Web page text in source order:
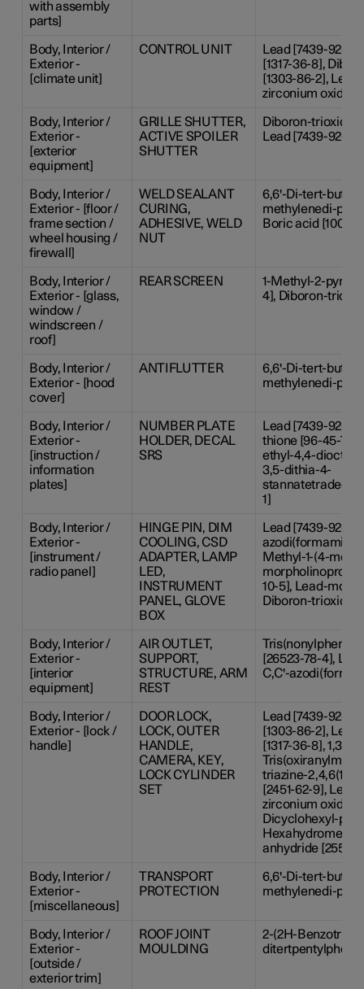
with assembly
parts]
Body, Interior /
Exterior -
[climate unit]
CONTROL UNIT
Lead [7439-92-
[1317-36-8],
[1303-86-2],
zirconium oxide
Body, Interior /
Exterior -
[exterior
equipment]
GRILLE SHUTTER,
ACTIVE SPOILER
SHUTTER
Diboron-trioxide
Lead [7439-92-1]
Body, Interior /
Exterior - [floor /
frame section /
wheel housing /
firewall]
WELD SEALANT
CURING,
ADHESIVE, WELD
NUT
6,6'-Di-tert-butyl-
methylenedi-p-
Boric acid
Body, Interior /
Exterior - [glass,
window /
windscreen /
roof]
REAR SCREEN
1-Methyl-2-
4], Diboron-
Body, Interior /
Exterior - [hood
cover]
ANTIFLUTTER
6,6'-Di-tert-butyl-
methylenedi-p-
Body, Interior /
Exterior -
[instruction /
information
plates]
NUMBER PLATE
HOLDER, DECAL
SRS
Lead [7439-92-
thione [96-45-7],
ethyl-4,4-dioctyl-
3,5-dithia-4-
1]
Body, Interior /
Exterior -
[instrument /
radio panel]
HINGE PIN, DIM
COOLING, CSD
ADAPTER, LAMP
LED,
INSTRUMENT
PANEL, GLOVE
BOX
Lead [7439-92-1],
azodi(formamide)
Methyl-1-(4-
10-5], Lead-
Diboron-trioxide
Body, Interior /
Exterior -
[interior
equipment]
AIR OUTLET,
SUPPORT,
STRUCTURE, ARM
REST
[26523-78-4],
C,C'-
Body, Interior /
Exterior - [lock /
handle]
DOOR LOCK,
LOCK, OUTER
HANDLE,
CAMERA, KEY,
LOCK CYLINDER
SET
Lead [7439-92-
[1303-86-2],
[1317-36-8], 1,3,5-
triazine-
[2451-62-9], Lead
zirconium oxide
Dicyclohexyl-
anhydride
Body, Interior /
Exterior -
[miscellaneous]
TRANSPORT
PROTECTION
6,6'-Di-tert-butyl-
methylenedi-p-
Body, Interior /
Exterior -
[outside /
exterior trim]
ROOF JOINT
MOULDING
2-(2H-